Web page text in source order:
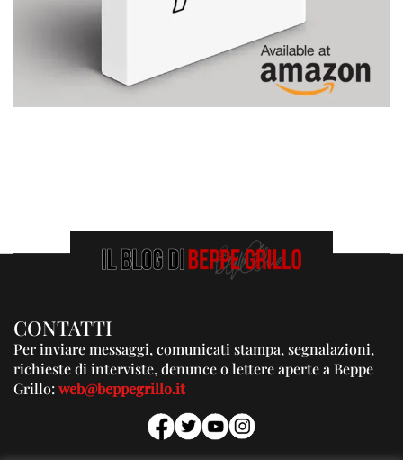
CONTATTI
Per inviare messaggi, comunicati stampa, segnalazioni,
richieste di interviste, denunce o lettere aperte a Beppe
Grillo:web@beppegrillo.it